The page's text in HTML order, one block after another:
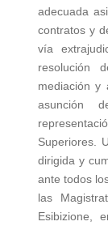
adecuada
contratos y
vía
resolución
mediación y
asunción
Superiores.
dirigida y
ante todos
las
Esibizione,